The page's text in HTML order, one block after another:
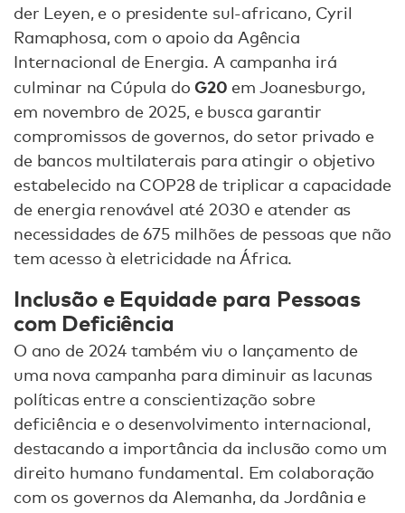
der Leyen, e o presidente sul-africano, Cyril
Ramaphosa, com o apoio da Agência
Internacional de Energia. A campanha irá
culminar na Cúpula doG20 em Joanesburgo,
em novembro de 2025, e busca garantir
compromissos de governos, do setor privado e
de bancos multilaterais para atingir o objetivo
estabelecido na COP28 de triplicar a capacidade
de energia renovável até 2030 e atender as
necessidades de 675 milhões de pessoas que não
tem acesso à eletricidade na África.
Inclusão e Equidade para Pessoas
com Deficiência
O ano de 2024 também viu o lançamento de
uma nova campanha para diminuir as lacunas
políticas entre a conscientização sobre
deficiência e o desenvolvimento internacional,
destacando a importância da inclusão como um
direito humano fundamental. Em colaboração
com os governos da Alemanha, da Jordânia e